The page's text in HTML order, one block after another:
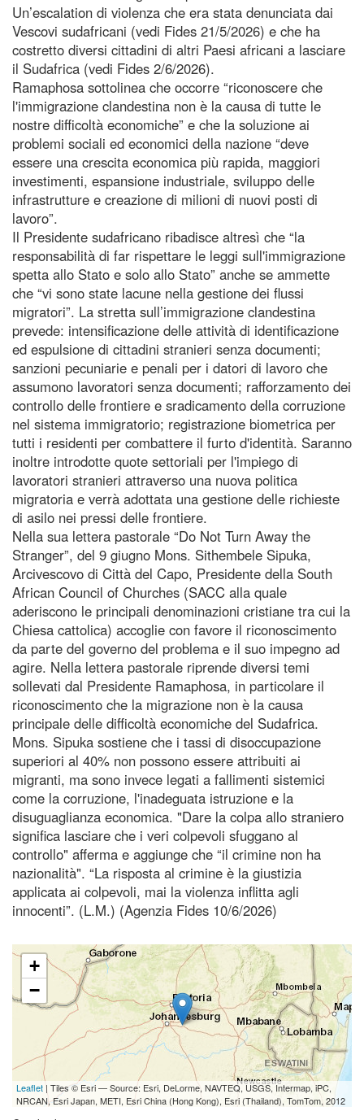
Un’escalation di violenza che era stata denunciata dai
Vescovi sudafricani (vedi Fides 21/5/2026) e che ha
costretto diversi cittadini di altri Paesi africani a lasciare
il Sudafrica (vedi Fides 2/6/2026).
Ramaphosa sottolinea che occorre “riconoscere che
l'immigrazione clandestina non è la causa di tutte le
nostre difficoltà economiche” e che la soluzione ai
problemi sociali ed economici della nazione “deve
essere una crescita economica più rapida, maggiori
investimenti, espansione industriale, sviluppo delle
infrastrutture e creazione di milioni di nuovi posti di
lavoro”.
Il Presidente sudafricano ribadisce altresì che “la
responsabilità di far rispettare le leggi sull'immigrazione
spetta allo Stato e solo allo Stato” anche se ammette
che “vi sono state lacune nella gestione dei flussi
migratori”. La stretta sull’immigrazione clandestina
prevede: intensificazione delle attività di identificazione
ed espulsione di cittadini stranieri senza documenti;
sanzioni pecuniarie e penali per i datori di lavoro che
assumono lavoratori senza documenti; rafforzamento dei
controllo delle frontiere e sradicamento della corruzione
nel sistema immigratorio; registrazione biometrica per
tutti i residenti per combattere il furto d'identità. Saranno
inoltre introdotte quote settoriali per l'impiego di
lavoratori stranieri attraverso una nuova politica
migratoria e verrà adottata una gestione delle richieste
di asilo nei pressi delle frontiere.
Nella sua lettera pastorale “Do Not Turn Away the
Stranger”, del 9 giugno Mons. Sithembele Sipuka,
Arcivescovo di Città del Capo, Presidente della South
African Council of Churches (SACC alla quale
aderiscono le principali denominazioni cristiane tra cui la
Chiesa cattolica) accoglie con favore il riconoscimento
da parte del governo del problema e il suo impegno ad
agire. Nella lettera pastorale riprende diversi temi
sollevati dal Presidente Ramaphosa, in particolare il
riconoscimento che la migrazione non è la causa
principale delle difficoltà economiche del Sudafrica.
Mons. Sipuka sostiene che i tassi di disoccupazione
superiori al 40% non possono essere attribuiti ai
migranti, ma sono invece legati a fallimenti sistemici
come la corruzione, l'inadeguata istruzione e la
disuguaglianza economica. "Dare la colpa allo straniero
significa lasciare che i veri colpevoli sfuggano al
controllo" afferma e aggiunge che “il crimine non ha
nazionalità". “La risposta al crimine è la giustizia
applicata ai colpevoli, mai la violenza inflitta agli
innocenti”. (L.M.) (Agenzia Fides 10/6/2026)
+
−
Leaflet | Tiles © Esri — Source: Esri, DeLorme, NAVTEQ, USGS, Intermap, iPC,
NRCAN, Esri Japan, METI, Esri China (Hong Kong), Esri (Thailand), TomTom, 2012